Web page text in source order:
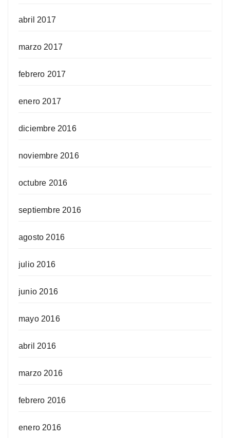
abril 2017
marzo 2017
febrero 2017
enero 2017
diciembre 2016
noviembre 2016
octubre 2016
septiembre 2016
agosto 2016
julio 2016
junio 2016
mayo 2016
abril 2016
marzo 2016
febrero 2016
enero 2016